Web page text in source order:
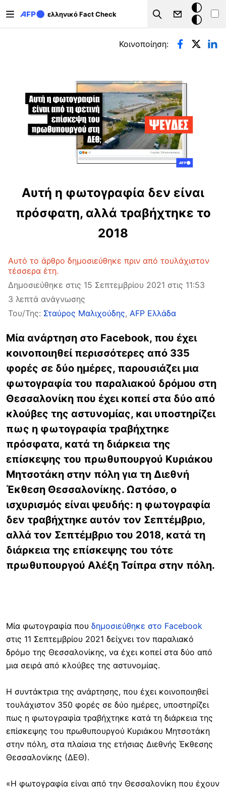
ελληνικό Fact Check
Search
Σκοτεινή
Πρωτεύουσες καρτέλες
Κοινοποίηση:
Αυτή η φωτογραφία δεν είναι
πρόσφατη, αλλά τραβήχτηκε το
2018
Αυτό το άρθρο δημοσιεύθηκε πριν από τουλάχιστον
τέσσερα έτη.
Δημοσιεύθηκε στις 15 Σεπτεμβρίου 2021 στις 11:53
3 λεπτά ανάγνωσης
Του/Της: Σταύρος Μαλιχούδης, AFP Ελλάδα
Μία ανάρτηση στο Facebook, που έχει
κοινοποιηθεί περισσότερες από 335
φορές σε δύο ημέρες, παρουσιάζει μια
φωτογραφία του παραλιακού δρόμου στη
Θεσσαλονίκη που έχει κοπεί στα δύο από
κλούβες της αστυνομίας, και υποστηρίζει
πως η φωτογραφία τραβήχτηκε
πρόσφατα, κατά τη διάρκεια της
επίσκεψης του πρωθυπουργού Κυριάκου
Μητσοτάκη στην πόλη για τη Διεθνή
Έκθεση Θεσσαλονίκης. Ωστόσο, ο
ισχυρισμός είναι ψευδής: η φωτογραφία
δεν τραβήχτηκε αυτόν τον Σεπτέμβριο,
αλλά τον Σεπτέμβριο του 2018, κατά τη
διάρκεια της επίσκεψης του τότε
πρωθυπουργού Αλέξη Τσίπρα στην πόλη.
Μία φωτογραφία που δημοσιεύθηκε στο Facebook
στις 11 Σεπτεμβρίου 2021 δείχνει τον παραλιακό
δρόμο της Θεσσαλονίκης, να έχει κοπεί στα δύο από
μια σειρά από κλούβες της αστυνομίας.
Η συντάκτρια της ανάρτησης, που έχει κοινοποιηθεί
τουλάχιστον 350 φορές σε δύο ημέρες, υποστηρίζει
πως η φωτογραφία τραβήχτηκε κατά τη διάρκεια της
επίσκεψης του πρωθυπουργού Κυριάκου Μητσοτάκη
στην πόλη, στα πλαίσια της ετήσιας Διεθνής Έκθεσης
Θεσσαλονίκης (ΔΕΘ).
«Η φωτογραφία είναι από την Θεσσαλονίκη που έχουν